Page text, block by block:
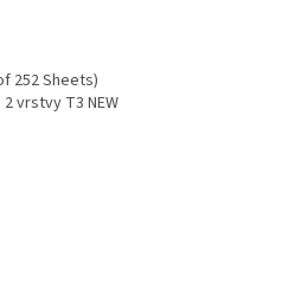
252 Sheets)
2 vrstvy T3 NEW